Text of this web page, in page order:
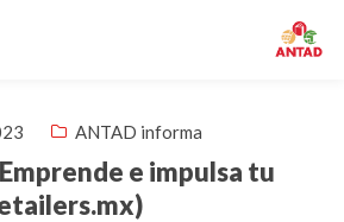
ANTAD informa
e impulsa tu